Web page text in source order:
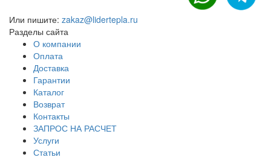
Или пишите: zakaz@lidertepla.ru
Разделы сайта
О компании
Оплата
Доставка
Гарантии
Каталог
Возврат
Контакты
ЗАПРОС НА РАСЧЕТ
Услуги
Статьи